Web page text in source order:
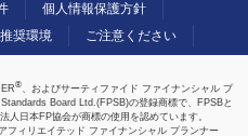
個人情報保護方針
推奨環境 ご注意ください
®、およびサーティファイド ファイナンシャル プ
Board Ltd.(FPSB)の登録商標で、FPSBと
人日本FP協会が商標の使用を認めています。
ィリエイテッド ファイナンシャル プランナー